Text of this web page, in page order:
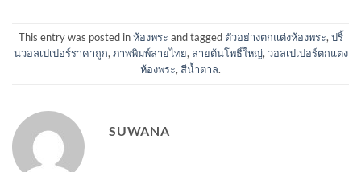
This entry was posted inห้องพระ and tagged ตัวอย่างตกแต่งห้องพระ,ปริ้
นวอลเปเปอร์ราคาถูก,ภาพพิมพ์ลายไทย, ลายต้นโพธิ์ใหญ่,วอลเปเปอร์ตกแต่ง
ห้องพระ, สีน้ำตาล.
SUWANA